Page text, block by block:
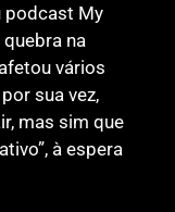
podcast My
na
vários
sua vez,
mas sim que
à espera